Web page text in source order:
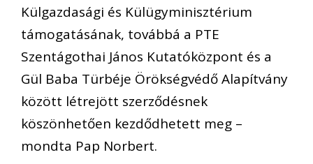
Külgazdasági és Külügyminisztérium
támogatásának, továbbá a PTE
Szentágothai János Kutatóközpont és a
Gül Baba Türbéje Örökségvédő Alapítvány
között létrejött szerződésnek
köszönhetően kezdődhetett meg –
mondta Pap Norbert.